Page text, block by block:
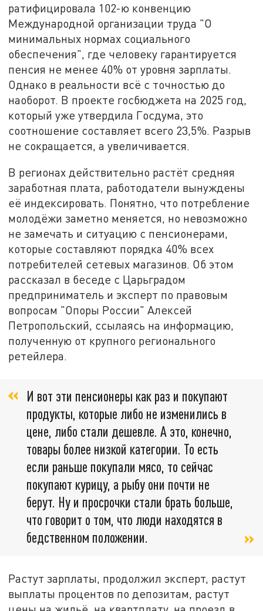
ратифицировала 102-ю конвенцию
Международной организации труда "О
минимальных нормах социального
обеспечения", где человеку гарантируется
пенсия не менее 40% от уровня зарплаты.
Однако в реальности всё с точностью до
наоборот. В проекте госбюджета на 2025 год,
который уже утвердила Госдума, это
соотношение составляет всего 23,5%. Разрыв
не сокращается, а увеличивается.
В регионах действительно растёт средняя
заработная плата, работодатели вынуждены
её индексировать. Понятно, что потребление
молодёжи заметно меняется, но невозможно
не замечать и ситуацию с пенсионерами,
которые составляют порядка 40% всех
потребителей сетевых магазинов. Об этом
рассказал в беседе с Царьградом
предприниматель и эксперт по правовым
вопросам "Опоры России" Алексей
Петропольский, ссылаясь на информацию,
полученную от крупного регионального
ретейлера.
И вот эти пенсионеры как раз и покупают
продукты, которые либо не изменились в
цене, либо стали дешевле. А это, конечно,
товары более низкой категории. То есть
если раньше покупали мясо, то сейчас
покупают курицу, а рыбу они почти не
берут. Ну и просрочки стали брать больше,
что говорит о том, что люди находятся в
бедственном положении.
Растут зарплаты, продолжил эксперт, растут
выплаты процентов по депозитам, растут